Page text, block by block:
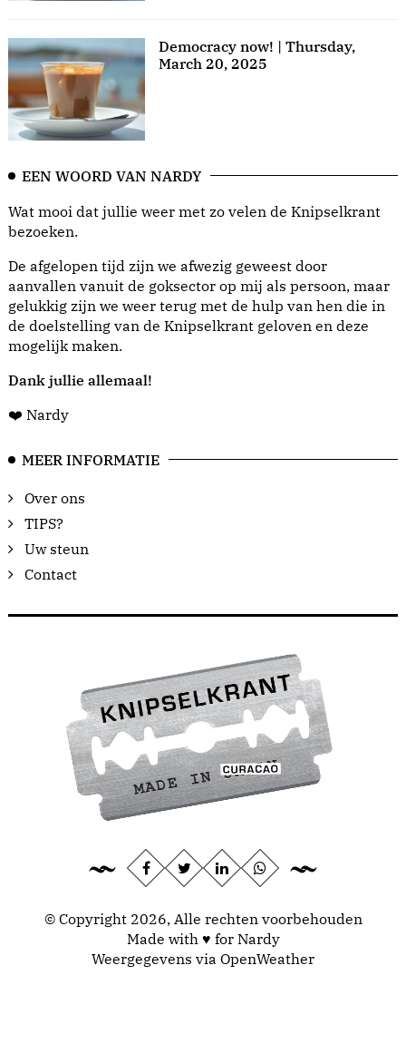
Democracy now! | Thursday,
March 20, 2025
EEN WOORD VAN NARDY
Wat mooi dat jullie weer met zo velen de Knipselkrant
bezoeken.
De afgelopen tijd zijn we afwezig geweest door
aanvallen vanuit de goksector op mij als persoon, maar
gelukkig zijn we weer terug met de hulp van hen die in
de doelstelling van de Knipselkrant geloven en deze
mogelijk maken.
Dank jullie allemaal!
❤️ Nardy
MEER INFORMATIE
Over ons
TIPS?
Uw steun
Contact
© Copyright 2026, Alle rechten voorbehouden
Made with ♥ for Nardy
Weergegevens via OpenWeather